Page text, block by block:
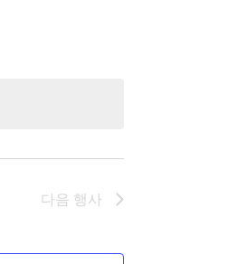
다음 행사